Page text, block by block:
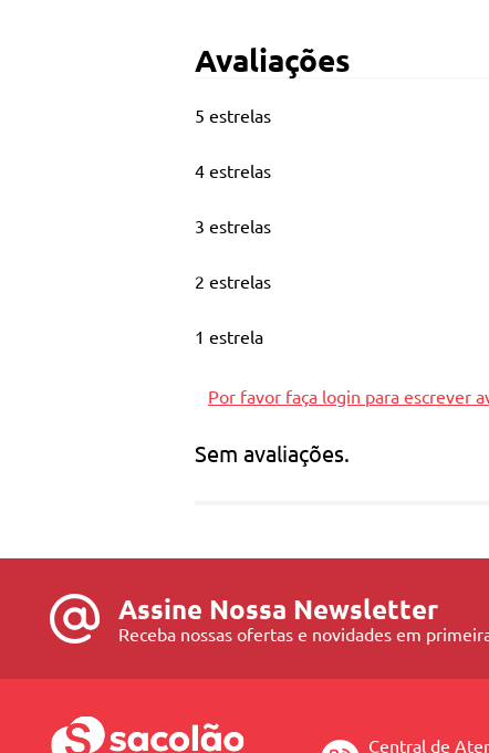
Principais Características
Máscara que nutre, repara, hidrata e protege a cor dos
Resultados Esperados: Cabelos mais resistentes,
Avaliações
5 estrelas
4 estrelas
3 estrelas
2 estrelas
1 estrela
Por favor faça login para escrever
Sem avaliações.
Assine Nossa Newsletter
Receba nossas ofertas e novidades em
Central de